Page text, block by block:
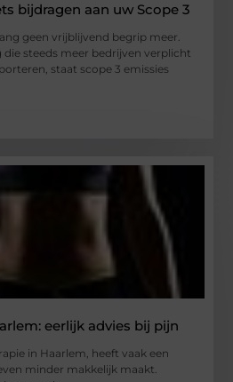
bijdragen aan uw Scope 3
geen vrijblijvend begrip meer.
die steeds meer bedrijven verplicht
staat scope 3 emissies
eerlijk advies bij pijn
in Haarlem, heeft vaak een
minder makkelijk maakt.